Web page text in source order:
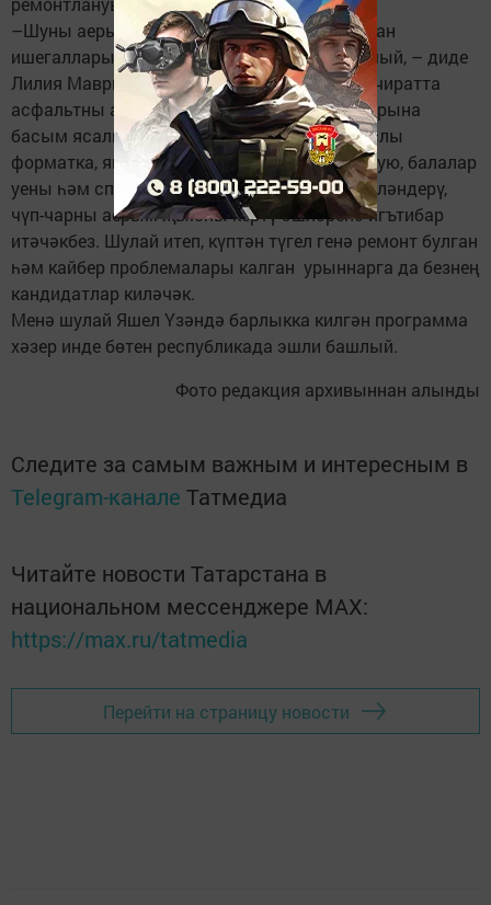
–Шуны аерым билгелим, алдан ремонтланган
ишегаллары яңа программадан төшеп калмый, – диде
Лилия Маврина. – Эш шунда, анда беренче чиратта
асфальтны алмаштыруга, парковка урыннарына
басым ясалган иде. Хәзер исә без комплекслы
форматка, ягъни ремонттан тыш яктылык кую, балалар
уены һәм спорт мәйданчыклары төзү, яшелләндерү,
чүп-чарны аерым җыюны кертү эшләренә игътибар
итәчәкбез. Шулай итеп, күптән түгел генә ремонт булган
һәм кайбер проб­лемалары калган урыннарга да безнең
кандидатлар киләчәк.
Менә шулай Яшел Үзәндә барлыкка килгән программа
хәзер инде бөтен республикада эшли башлый.
Фото редакция архивыннан алынды
Следите за самым важным и интересным в
Telegram-канале Татмедиа
Читайте новости Татарстана в
национальном мессенджере MАХ:
https://max.ru/tatmedia
Перейти на страницу новости